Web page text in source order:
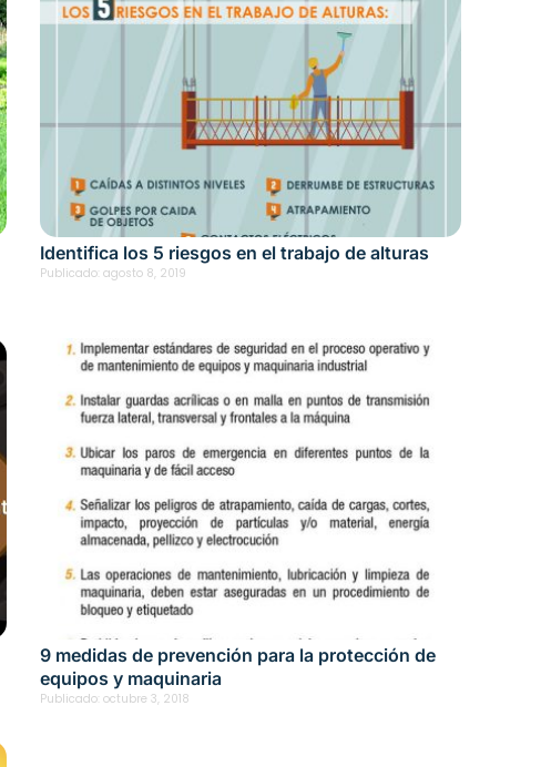
Identifica los 5 riesgos en el trabajo de alturas
Publicado: agosto 8, 2019
9 medidas de prevención para la protección de
equipos y maquinaria
Publicado: octubre 3, 2018